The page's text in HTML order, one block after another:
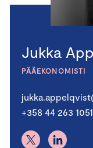
Jukka
PÄÄEKONOMISTI
+358 44 263 1051